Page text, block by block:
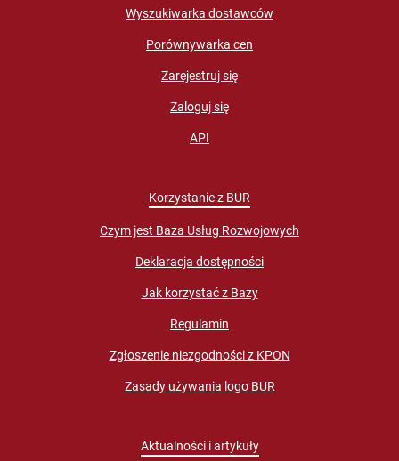
Wyszukiwarka dostawców
Porównywarka cen
Zarejestruj się
Zaloguj się
API
Korzystanie z BUR
Czym jest Baza Usług Rozwojowych
Deklaracja dostępności
Jak korzystać z Bazy
Regulamin
Zgłoszenie niezgodności z KPON
Zasady używania logo BUR
Aktualności i artykuły